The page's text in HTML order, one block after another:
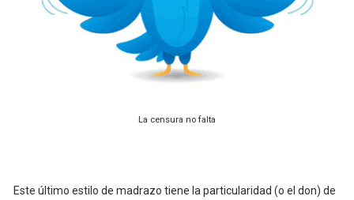
La censura no falta
Este último estilo de madrazo tiene la particularidad (o el don) de